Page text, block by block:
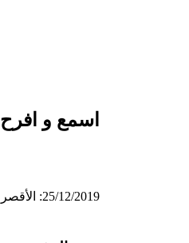
اسمع و افرح
25/12/2019: الأقصر (اسمع و افرح): قدمت مبادرة “اسمع و افرح” 20 سماعة سمعية لأطفال ضعاف السمع.